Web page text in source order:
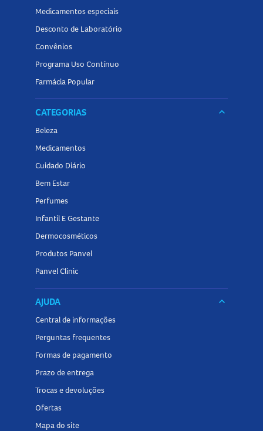
Medicamentos especiais
Desconto de Laboratório
Convênios
Programa Uso Contínuo
Farmácia Popular
CATEGORIAS keyboard_arrow_down
Beleza
Medicamentos
Cuidado Diário
Bem Estar
Perfumes
Infantil E Gestante
Dermocosméticos
Produtos Panvel
Panvel Clinic
AJUDA keyboard_arrow_down
Central de informações
Perguntas frequentes
Formas de pagamento
Prazo de entrega
Trocas e devoluções
Ofertas
Mapa do site